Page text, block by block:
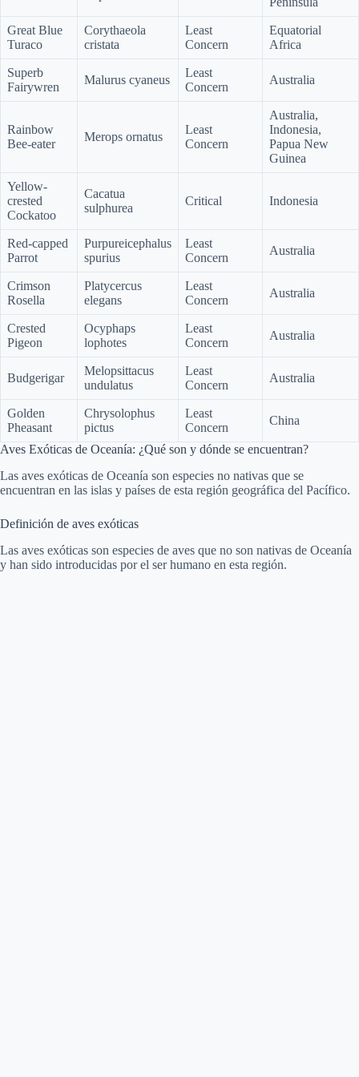
Great Blue
Turaco
Corythaeola
cristata
Least
Concern
Equatorial
Africa
Superb
Fairywren
Malurus cyaneus
Least
Concern
Australia
Rainbow
Bee-eater
Merops ornatus
Least
Concern
Australia,
Indonesia,
Papua New
Guinea
Yellow-
crested
Cockatoo
Cacatua
sulphurea
Critical Indonesia
Red-capped
Parrot
Purpureicephalus
spurius
Least
Concern
Australia
Crimson
Rosella
Platycercus
elegans
Least
Concern
Australia
Crested
Pigeon
Ocyphaps
lophotes
Least
Concern
Australia
Budgerigar
Melopsittacus
undulatus
Least
Concern
Australia
Golden
Pheasant
Chrysolophus
pictus
Least
Concern
China
Aves Exóticas de Oceanía: ¿Qué son y dónde se encuentran?
Las aves exóticas de Oceanía son especies no nativas que se
encuentran en las islas y países de esta región geográfica del Pacífico.
Definición de aves exóticas
Las aves exóticas son especies de aves que no son nativas de Oceanía
y han sido introducidas por el ser humano en esta región.